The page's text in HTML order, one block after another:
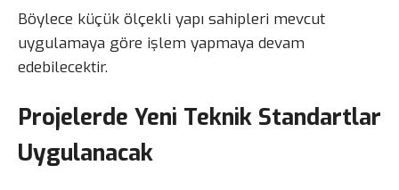
Böylece küçük ölçekli yapı sahipleri mevcut
uygulamaya göre işlem yapmaya devam
edebilecektir.
Projelerde Yeni Teknik Standartlar
Uygulanacak